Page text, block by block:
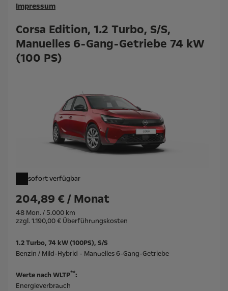
Corsa Edition, 1.2 Turbo, S/S,
Manuelles 6-Gang-Getriebe 74 kW
(100 PS)
sofort verfügbar
204,89 € / Monat
48 Mon. / 5.000 km
zzgl. 1.190,00 € Überführungskosten
Impressum
1.2 Turbo, 74 kW (100PS), S/S
Benzin / Mild-Hybrid - Manuelles 6-Gang-Getriebe
Werte nach WLTP**:
Energieverbrauch